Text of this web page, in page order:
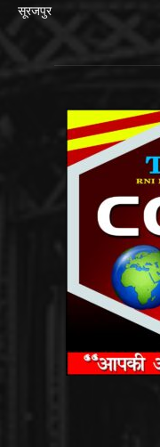
सूरजपुर